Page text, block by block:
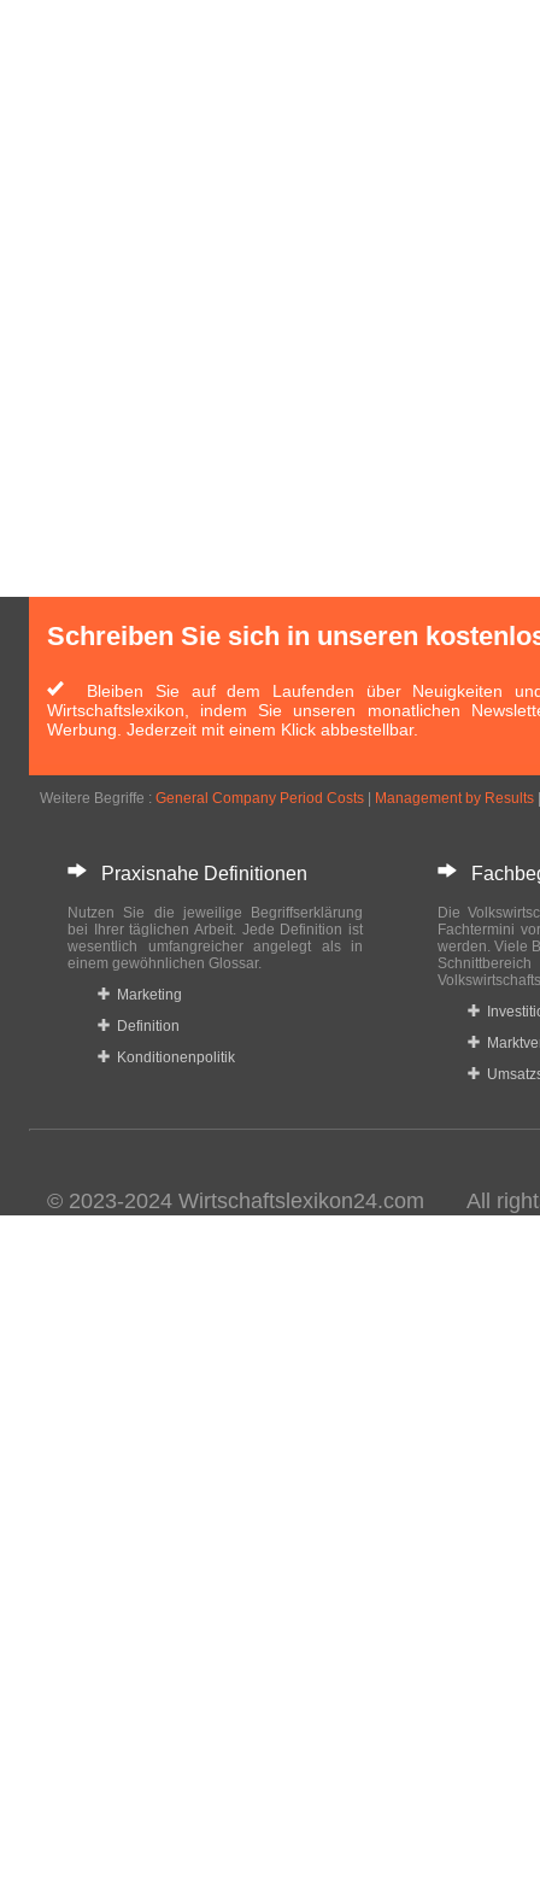
Schreiben Sie sich in unseren
Bleiben Sie auf dem Laufenden über Neuigkeiten
Wirtschaftslexikon, indem Sie unseren monatlichen
Werbung. Jederzeit mit einem Klick abbestellbar.
Weitere Begriffe : General Company Period Costs Management by Results
Praxisnahe Definitionen
Nutzen Sie die jeweilige Begriffserklärung
bei Ihrer täglichen Arbeit. Jede Definition ist
wesentlich umfangreicher angelegt als in
einem gewöhnlichen Glossar.
Marketing
Definition
Konditionenpolitik
Die
Fachtermini
werden. Viele
© 2023-2024 Wirtschaftslexikon24.com All